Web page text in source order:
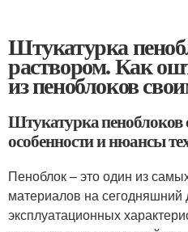
Штукатурка
раствором. Как
из пеноблоков
Штукатурка
особенности и нюансы
Пеноблок – это один из
материалов на
эксплуатационных